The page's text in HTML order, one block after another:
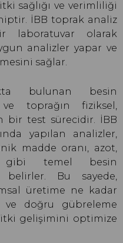
sağlığı ve verimliliği
İBB toprak analiz
laboratuvar olarak
analizler yapar ve
sağlar.
bulunan besin
toprağın fiziksel,
bir test sürecidir. İBB
yapılan analizler,
madde oranı, azot,
gibi temel besin
belirler. Bu sayede,
üretime ne kadar
doğru gübreleme
gelişimini optimize